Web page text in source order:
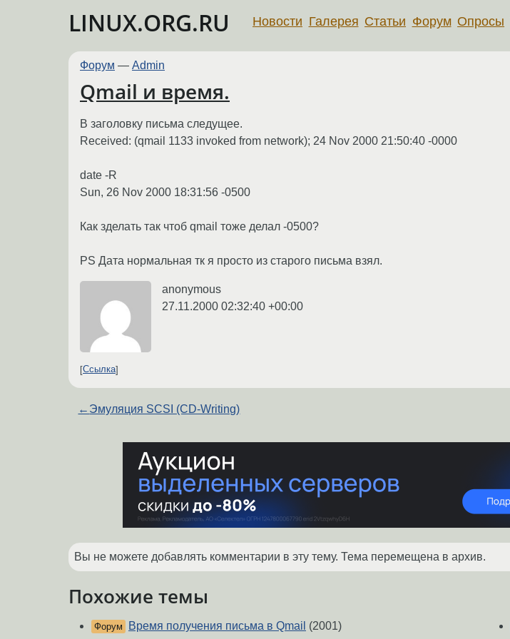
LINUX.ORG.RU Новости Галерея Статьи Форум Опросы
Форум — Admin
Qmail и время.
В заголовку письма следущее.
Received: (qmail 1133 invoked from network); 24 Nov 2000 21:50:40 -0000
date -R
Sun, 26 Nov 2000 18:31:56 -0500
Как зделать так чтоб qmail тоже делал -0500?
PS Дата нормальная тк я просто из старого письма взял.
anonymous
27.11.2000 02:32:40 +00:00
Ссылка
← Эмуляция SCSI (CD-Writing)
Вы не можете добавлять комментарии в эту тему. Тема перемещена в архив.
Похожие темы
Форум Время получения письма в Qmail (2001)